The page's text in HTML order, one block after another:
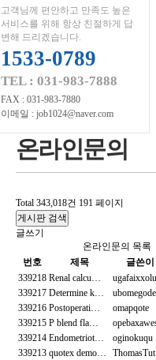
고객님께 편안하고 만족도 높은
서비스를 위해 항상 친절하게 답
변해 드리겠습니다.
1533-0789
TEL : 031-983-7888
FAX : 031-983-7880
이메일 : job1024@naver.com
온라인문의
Total 343,018건 191 페이지
게시판 검색
글쓰기
온라인문의 목록
번호
제목
글쓴이
339218 Renal calcu…
339217 Determine k…
ubomegode
339216 Postoperati…
omapqote
339215 P blend fla…
339214 Endometriot…
oginokuqu
339213 quotex demo…
ThomasTut